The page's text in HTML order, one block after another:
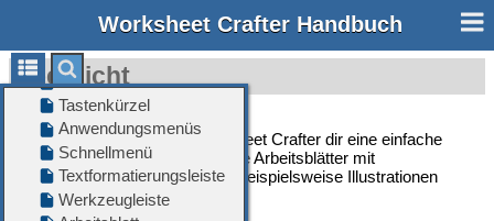
Worksheet Crafter Handbuch
Übersicht
Die Materialsuche stellt Worksheet Crafter dir eine einfache
Möglichkeit zur Verfügung, deine Arbeitsblätter mit
verschiedenen Materialien wie beispielsweise Illustrationen
aufzulockern.